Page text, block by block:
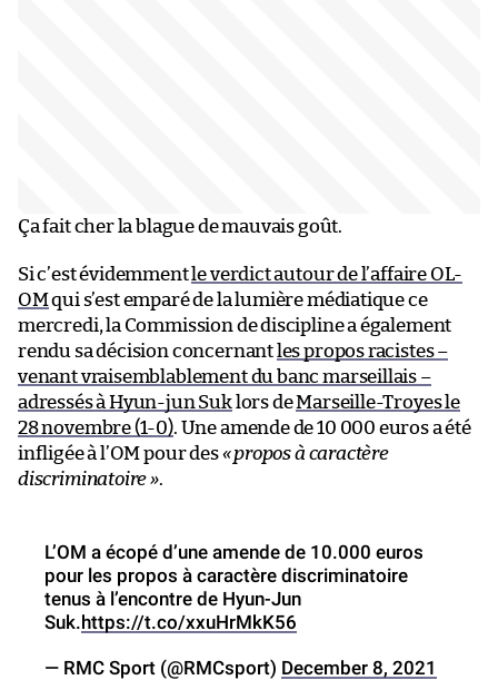
Ça fait cher la blague de mauvais goût.
Si c’est évidemmentle verdict autour de l’affaire OL-
OMqui s’est emparé de la lumière médiatique ce
mercredi, la Commission de discipline a également
rendu sa décision concernant les propos racistes –
venant vraisemblablement du banc marseillais –
adressés à Hyun-jun Suklors deMarseille-Troyes le
28 novembre (1-0). Une amende de 10 000 euros a été
infligée à l’OM pour des« propos à caractère
discriminatoire ».
L’OM a écopé d’une amende de 10.000 euros
pour les propos à caractère discriminatoire
tenus à l’encontre de Hyun-Jun
Suk.https://t.co/xxuHrMkK56
— RMC Sport (@RMCsport) December 8, 2021